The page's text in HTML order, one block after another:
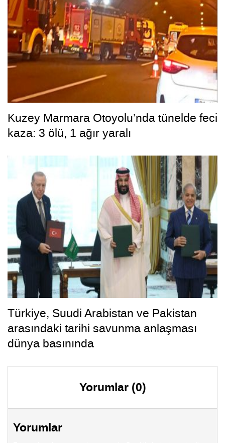
Kuzey Marmara Otoyolu’nda tünelde feci
kaza: 3 ölü, 1 ağır yaralı
Türkiye, Suudi Arabistan ve Pakistan
arasındaki tarihi savunma anlaşması
dünya basınında
Yorumlar (0)
Yorumlar